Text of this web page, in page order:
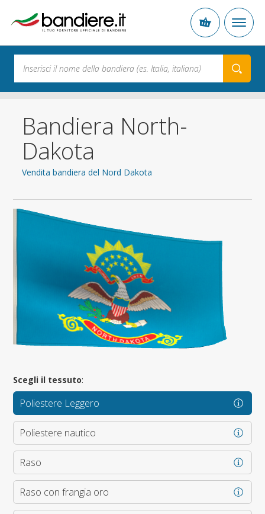
Bandiera North-
Dakota
Vendita bandiera del Nord Dakota
Scegli il tessuto:
Poliestere Leggero
Poliestere nautico
Raso
Raso con frangia oro